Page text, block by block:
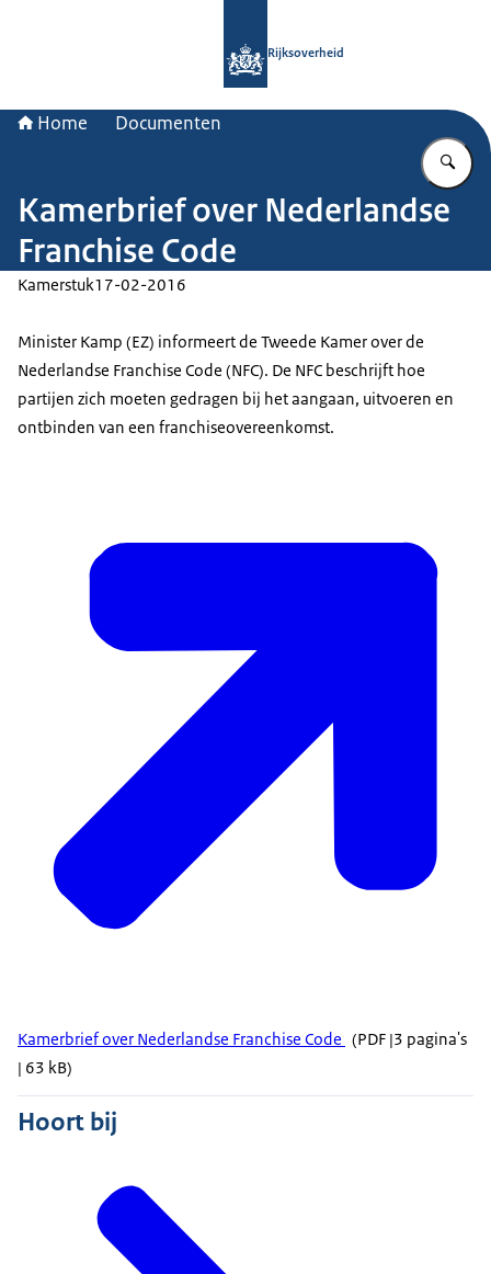
Rijksoverheid
Home Documenten
Kamerbrief over Nederlandse
Franchise Code
Kamerstuk17-02-2016
Minister Kamp (EZ) informeert de Tweede Kamer over de
Nederlandse Franchise Code (NFC). De NFC beschrijft hoe
partijen zich moeten gedragen bij het aangaan, uitvoeren en
ontbinden van een franchiseovereenkomst.
Kamerbrief over Nederlandse Franchise Code (PDF |3 pagina's
| 63 kB)
Hoort bij